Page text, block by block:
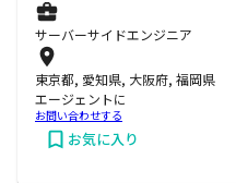
サーバーサイドエンジニア
東京都, 愛知県, 大阪府, 福岡県
エージェントに
お問い合わせする
お気に入り